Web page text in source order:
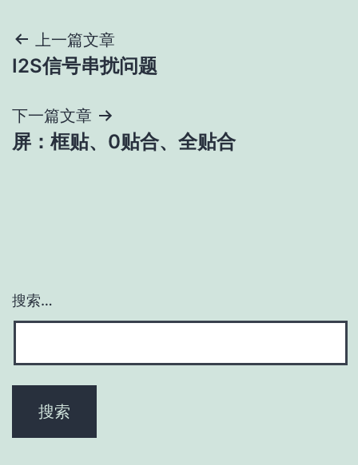
文
章
导
航
上一篇文章
I2S信号串扰问题
下一篇文章
屏：框贴、0贴合、全贴合
搜索…